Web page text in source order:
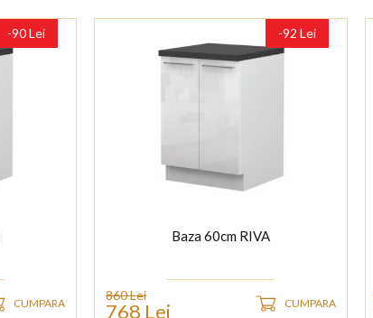
-90 Lei
CUMPARA
-92 Lei
Baza 60cm RIVA
860 Lei
768 Lei CUMPARA